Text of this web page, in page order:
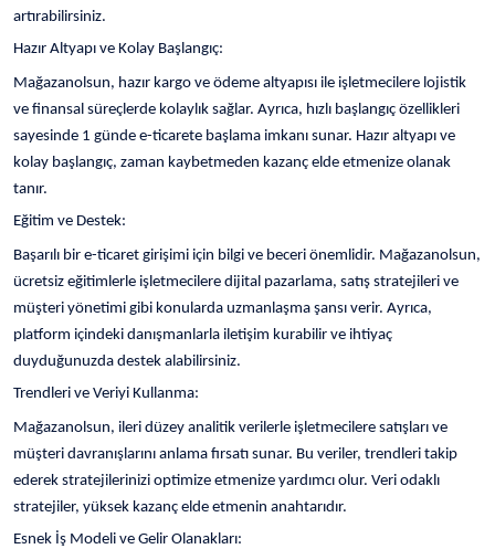
artırabilirsiniz.
Hazır Altyapı ve Kolay Başlangıç:
Mağazanolsun, hazır kargo ve ödeme altyapısı ile işletmecilere lojistik
ve finansal süreçlerde kolaylık sağlar. Ayrıca, hızlı başlangıç özellikleri
sayesinde 1 günde e-ticarete başlama imkanı sunar. Hazır altyapı ve
kolay başlangıç, zaman kaybetmeden kazanç elde etmenize olanak
tanır.
Eğitim ve Destek:
Başarılı bir e-ticaret girişimi için bilgi ve beceri önemlidir. Mağazanolsun,
ücretsiz eğitimlerle işletmecilere dijital pazarlama, satış stratejileri ve
müşteri yönetimi gibi konularda uzmanlaşma şansı verir. Ayrıca,
platform içindeki danışmanlarla iletişim kurabilir ve ihtiyaç
duyduğunuzda destek alabilirsiniz.
Trendleri ve Veriyi Kullanma:
Mağazanolsun, ileri düzey analitik verilerle işletmecilere satışları ve
müşteri davranışlarını anlama fırsatı sunar. Bu veriler, trendleri takip
ederek stratejilerinizi optimize etmenize yardımcı olur. Veri odaklı
stratejiler, yüksek kazanç elde etmenin anahtarıdır.
Esnek İş Modeli ve Gelir Olanakları: